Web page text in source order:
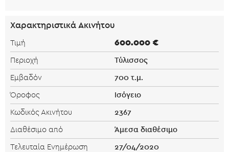
Χαρακτηριστικά Ακινήτου
Τιμή 600.000 €
Περιοχή Τύλισσος
Εμβαδόν 700 τ.μ.
Όροφος Ισόγειο
Κωδικός Ακινήτου 2367
Διαθέσιμο από Άμεσα διαθέσιμο
Τελευταία Ενημέρωση 27/04/2020